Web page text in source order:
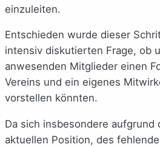
einzuleiten.
Entschieden wurde dieser
intensiv diskutierten Frage, ob
anwesenden Mitglieder einen
Vereins und ein eigenes
vorstellen könnten.
Da sich insbesondere aufgrund
aktuellen Position, des